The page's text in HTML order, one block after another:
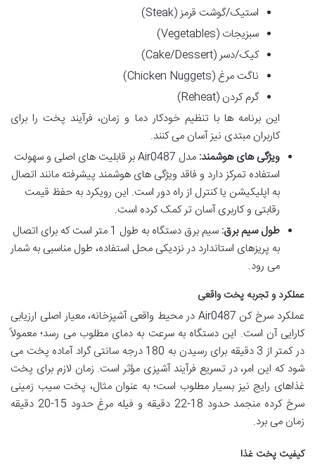
استیک/گوشت قرمز (Steak)
سبزیجات (Vegetables)
کیک/دسر (Cake/Dessert)
ناگت مرغ (Chicken Nuggets)
گرم کردن (Reheat)
این برنامه ها با تنظیم خودکار دما و زمان، فرآیند پخت را برای
کاربران مبتدی نیز آسان می کنند.
ویژگی های هوشمند:
مدل Air0487 بر قابلیت های اصلی و سهولت
استفاده تمرکز دارد و فاقد ویژگی های هوشمند پیشرفته مانند اتصال
به اپلیکیشن یا کنترل از راه دور است. این رویکرد به حفظ قیمت
رقابتی و کاربری آسان تر کمک کرده است.
طول سیم برق:
سیم برق دستگاه به طول 1 متر است که برای اتصال
به پریزهای استاندارد در نزدیکی محل استفاده، طول مناسبی به شمار
می رود.
عملکرد و تجربه پخت واقعی
عملکرد سرخ کن Air0487 در محیط واقعی آشپزخانه، معیار اصلی ارزیابی
کارایی آن است. این دستگاه به سرعت به دمای مطلوب می رسد؛ معمولاً
در کمتر از 3 دقیقه برای رسیدن به 180 درجه سانتی گراد آماده پخت می
شود که این امر، در تسریع فرآیند آشپزی مؤثر است. زمان لازم برای پخت
غذاهای رایج نیز بسیار مطلوب است؛ به عنوان مثال، پخت سیب زمینی
سرخ کرده منجمد حدود 18-22 دقیقه و فیله مرغ حدود 15-20 دقیقه
زمان می برد.
کیفیت پخت غذا